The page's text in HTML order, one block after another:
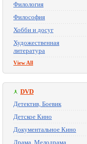
Филология
Философия
Хобби и досуг
Художественная
литература
View All
DVD
Детектив, Боевик
Детское Кино
Документальное Кино
Драма. Мелодрама